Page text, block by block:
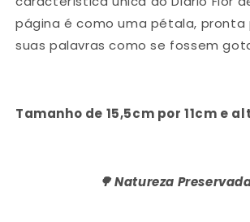
página é como uma pétala, pronta
suas palavras como se fossem
Tamanho de 15,5cm por 11cm e
🌳 Natureza